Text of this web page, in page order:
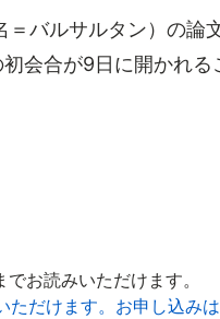
バルサルタン）の論
会合が9日に開かれる
お読みいただけます。
だけます。お申し込み